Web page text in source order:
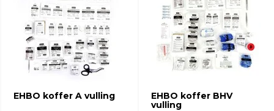
EHBO koffer A vulling
EHBO koffer BHV
vulling